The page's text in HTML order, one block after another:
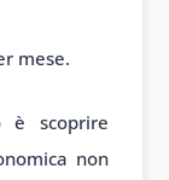
mese.
è scoprire
non